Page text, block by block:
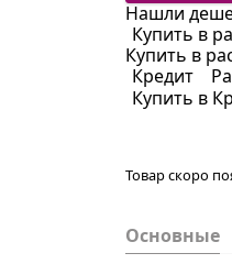
Нашли
Купить в
Купить в
Кредит
Купить в
Товар скоро
Основные